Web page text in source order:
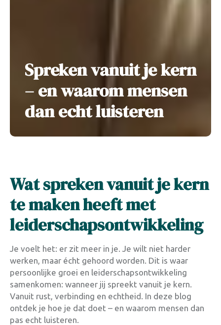
Spreken vanuit je kern
– en waarom mensen
dan echt luisteren
Wat spreken vanuit je kern
te maken heeft met
leiderschapsontwikkeling
Je voelt het: er zit meer in je. Je wilt niet harder
werken, maar écht gehoord worden. Dit is waar
persoonlijke groei en leiderschapsontwikkeling
samenkomen: wanneer jij spreekt vanuit je kern.
Vanuit rust, verbinding en echtheid. In deze blog
ontdek je hoe je dat doet – en waarom mensen dan
pas echt luisteren.